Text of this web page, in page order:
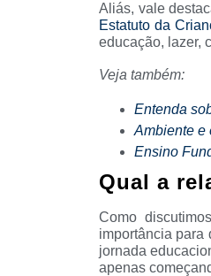
Aliás, vale
Estatuto da
educação, lazer,
Veja também:
Entenda
Ambiente e
Ensino
Qual a
Como
importância para
jornada
apenas